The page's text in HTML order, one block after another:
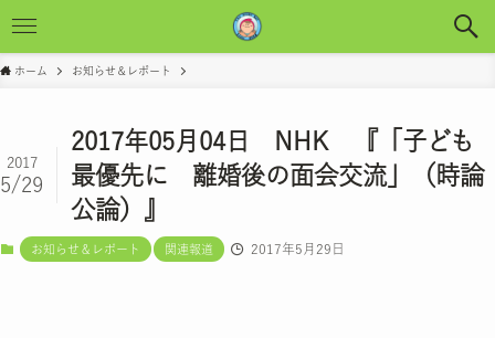
ホーム お知らせ＆レポート
2017年05月04日 NHK 『「子ども
最優先に 離婚後の面会交流」（時論
公論）』
2017
5/29
お知らせ＆レポート 関連報道 2017年5月29日